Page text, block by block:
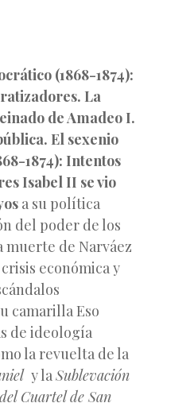
(1868-1874):
La
de Amadeo I.
El sexenio
1874): Intentos
Isabel II se vio
a su política
del poder de los
muerte de Narváez
económica y
camarilla Eso
de ideología
la revuelta de la
y laSublevación
Cuartel de San